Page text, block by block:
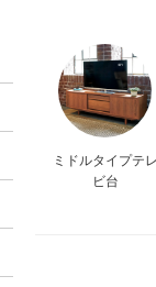
ミドルタイプテレ
ビ台